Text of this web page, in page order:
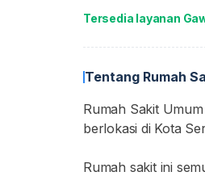
Tersedia layanan
Tentang Rumah
Rumah Sakit
berlokasi di Kota
Rumah sakit ini